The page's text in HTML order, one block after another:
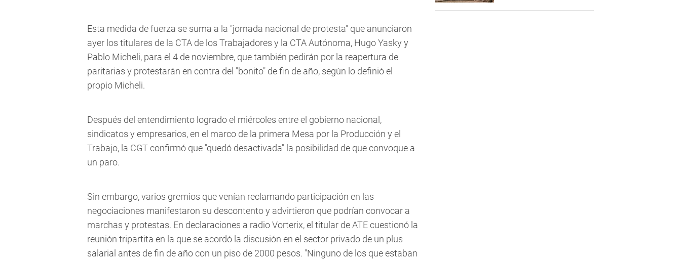
Esta medida de fuerza se suma a la "jornada nacional de protesta" que anunciaron
ayer los titulares de la CTA de los Trabajadores y la CTA Autónoma, Hugo Yasky y
Pablo Micheli, para el 4 de noviembre, que también pedirán por la reapertura de
paritarias y protestarán en contra del "bonito" de fin de año, según lo definió el
propio Micheli.
Después del entendimiento logrado el miércoles entre el gobierno nacional,
sindicatos y empresarios, en el marco de la primera Mesa por la Producción y el
Trabajo, la CGT confirmó que "quedó desactivada" la posibilidad de que convoque a
un paro.
Sin embargo, varios gremios que venían reclamando participación en las
negociaciones manifestaron su descontento y advirtieron que podrían convocar a
marchas y protestas. En declaraciones a radio Vorterix, el titular de ATE cuestionó la
reunión tripartita en la que se acordó la discusión en el sector privado de un plus
salarial antes de fin de año con un piso de 2000 pesos. "Ninguno de los que estaban